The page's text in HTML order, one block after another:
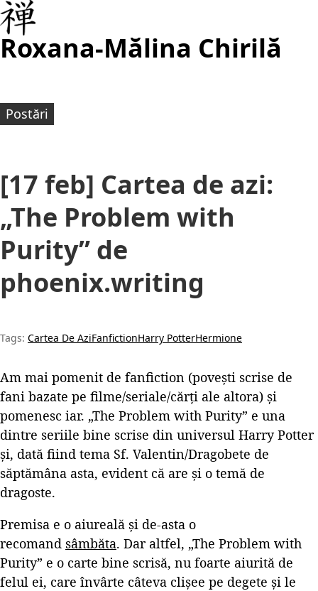
Roxana-Mălina Chirilă
Postări
[17 feb] Cartea de azi:
„The Problem with
Purity” de
phoenix.writing
Tags: Cartea De AziFanfictionHarry PotterHermione
Am mai pomenit de fanfiction (povești scrise de
fani bazate pe filme/seriale/cărți ale altora) și
pomenesc iar. „The Problem with Purity” e una
dintre seriile bine scrise din universul Harry Potter
și, dată fiind tema Sf. Valentin/Dragobete de
săptămâna asta, evident că are și o temă de
dragoste.
Premisa e o aiureală și de-asta o
recomand sâmbăta. Dar altfel, „The Problem with
Purity” e o carte bine scrisă, nu foarte aiurită de
felul ei, care învârte câteva clișee pe degete și le